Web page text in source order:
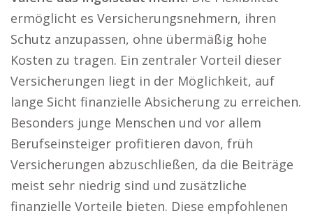
ermöglicht es Versicherungsnehmern, ihren
Schutz anzupassen, ohne übermäßig hohe
Kosten zu tragen. Ein zentraler Vorteil dieser
Versicherungen liegt in der Möglichkeit, auf
lange Sicht finanzielle Absicherung zu erreichen.
Besonders junge Menschen und vor allem
Berufseinsteiger profitieren davon, früh
Versicherungen abzuschließen, da die Beiträge
meist sehr niedrig sind und zusätzliche
finanzielle Vorteile bieten. Diese empfohlenen